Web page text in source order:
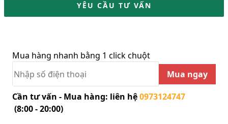
YÊU CẦU TƯ VẤN
Mua hàng nhanh bằng 1 click chuột
Mua ngay
Cần tư vấn - Mua hàng: liên hệ0973124747
(8:00 - 20:00)